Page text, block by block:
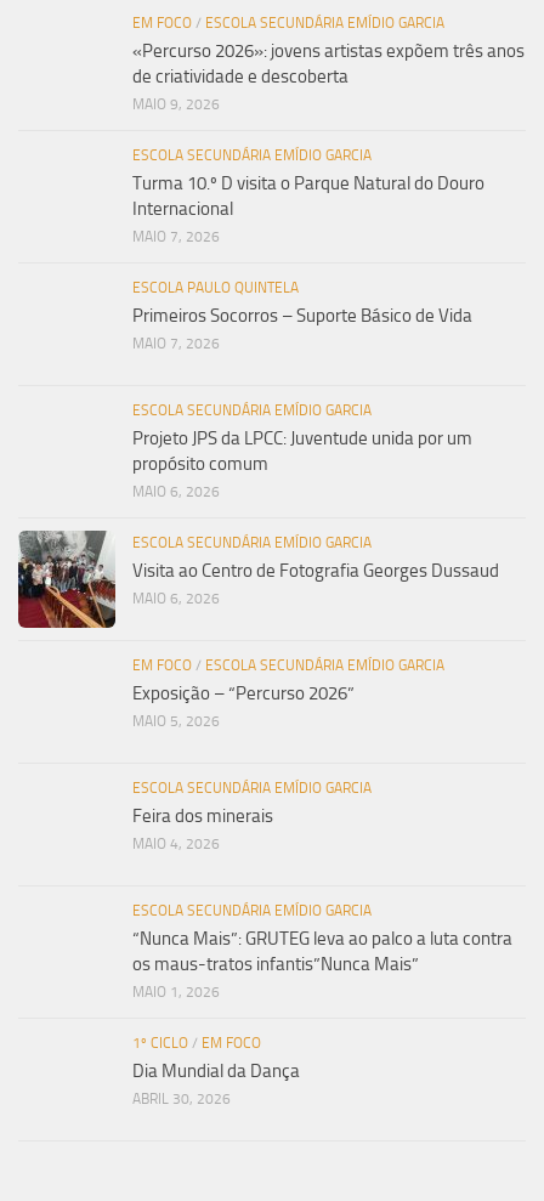
EM FOCO / ESCOLA SECUNDÁRIA EMÍDIO GARCIA
«Percurso 2026»: jovens artistas expõem três anos
de criatividade e descoberta
MAIO 9, 2026
ESCOLA SECUNDÁRIA EMÍDIO GARCIA
Turma 10.º D visita o Parque Natural do Douro
Internacional
MAIO 7, 2026
ESCOLA PAULO QUINTELA
Primeiros Socorros – Suporte Básico de Vida
MAIO 7, 2026
ESCOLA SECUNDÁRIA EMÍDIO GARCIA
Projeto JPS da LPCC: Juventude unida por um
propósito comum
MAIO 6, 2026
ESCOLA SECUNDÁRIA EMÍDIO GARCIA
Visita ao Centro de Fotografia Georges Dussaud
MAIO 6, 2026
EM FOCO / ESCOLA SECUNDÁRIA EMÍDIO GARCIA
Exposição – “Percurso 2026”
MAIO 5, 2026
ESCOLA SECUNDÁRIA EMÍDIO GARCIA
Feira dos minerais
MAIO 4, 2026
ESCOLA SECUNDÁRIA EMÍDIO GARCIA
“Nunca Mais”: GRUTEG leva ao palco a luta contra
os maus-tratos infantis”Nunca Mais”
MAIO 1, 2026
1º CICLO / EM FOCO
Dia Mundial da Dança
ABRIL 30, 2026